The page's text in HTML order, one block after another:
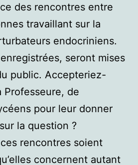
des rencontres entre
travaillant sur la
endocriniens.
seront mises
public. Accepteriez-
Professeure, de
pour leur donner
la question ?
rencontres soient
concernent autant